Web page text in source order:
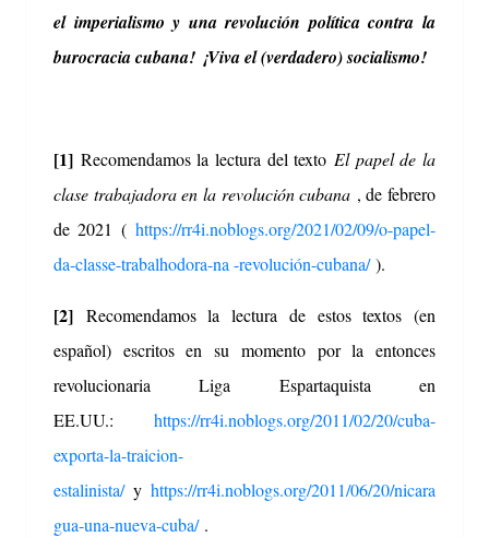
el imperialismo y una revolución política contra la
burocracia cubana! ¡Viva el (verdadero) socialismo!
[1] Recomendamos la lectura del texto El papel de la
clase trabajadora en la revolución cubana , de febrero
de 2021 ( https://rr4i.noblogs.org/2021/02/09/o-papel-
da-classe-trabalhodora-na -revolución-cubana/).
[2] Recomendamos la lectura de estos textos (en
español) escritos en su momento por la entonces
revolucionaria Liga Espartaquista en
EE.UU.: https://rr4i.noblogs.org/2011/02/20/cuba-
exporta-la-traicion-
estalinista/y https://rr4i.noblogs.org/2011/06/20/nicara
gua-una-nueva-cuba/.